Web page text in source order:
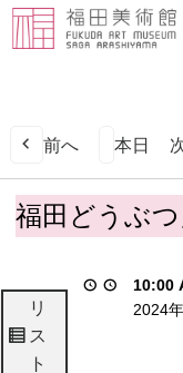
前へ 本日
福
田
つ
福田どうぶ
10:00
2024
リ
ス
ト
表